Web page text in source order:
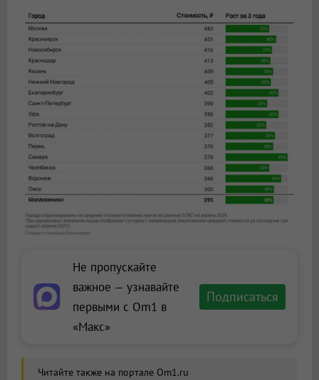
Не пропускайте
важное — узнавайте
первыми с Om1 в
«Макс»
Подписаться
Читайте также на портале Om1.ru